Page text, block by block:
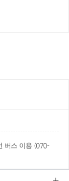
버스 이용 (070-